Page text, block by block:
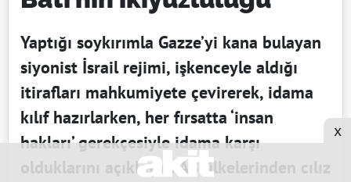
Yaptığı soykırımla Gazze’yi kana bulayan
siyonist İsrail rejimi, işkenceyle aldığı
itirafları mahkumiyete çevirerek, idama
kılıf hazırlarken, her fırsatta ‘insan
hakları’ gerekçesiyle idama karşı
olduklarını açıklayan AB ülkelerinden cılız
x